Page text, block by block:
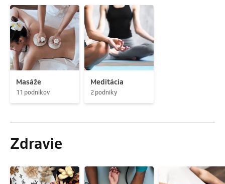
Masáže
11 podnikov
Meditácia
2 podniky
Zdravie